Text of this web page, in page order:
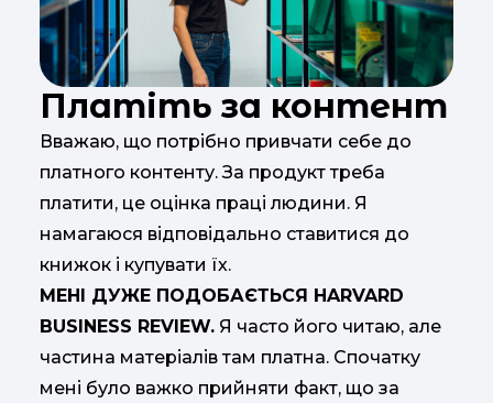
Платіть за контент
Вважаю, що потрібно привчати себе до
платного контенту. За продукт треба
платити, це оцінка праці людини. Я
намагаюся відповідально ставитися до
книжок і купувати їх.
МЕНІ ДУЖЕ ПОДОБАЄТЬСЯ HARVARD
BUSINESS REVIEW. Я часто його читаю, але
частина матеріалів там платна. Спочатку
мені було важко прийняти факт, що за